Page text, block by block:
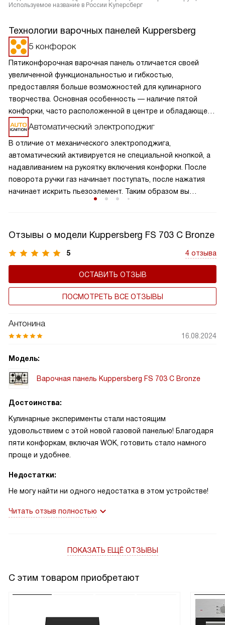
Используемое название в России Куперсберг
Технологии варочных панелей Kuppersberg
5 конфорок
Пятиконфорочная варочная панель отличается своей
увеличенной функциональностью и гибкостью,
предоставляя больше возможностей для кулинарного
творчества. Основная особенность — наличие пятой
конфорки, часто расположенной в центре и обладающей
большей мощностью или специальной формой для
больших кастрюль и сковород. Это позволяет
одновременно готовить разнообразные блюда,
оптимизируя процесс приготовления. Такая панель
идеально подходит для больших семей или любителей
часто готовить, обеспечивая удобство и эффективность
на кухне.
Автоматический электроподжиг
В отличие от механического электроподжига,
автоматический активируется не специальной кнопкой, а
надавливанием на рукоятку включения конфорки. После
поворота ручки газ начинает поступать, после нажатия
начинает искрить пьезоэлемент. Таким образом вы
Отзывы о модели Kuppersberg FS 703 C Bronze
5 4 отзыва
ОСТАВИТЬ ОТЗЫВ
ПОСМОТРЕТЬ ВСЕ ОТЗЫВЫ
Антонина
16.08.2024
Модель:
Варочная панель Kuppersberg FS 703 C Bronze
Достоинства:
Кулинарные эксперименты стали настоящим
удовольствием с этой новой газовой панелью! Благодаря
пяти конфоркам, включая WOK, готовить стало намного
проще и удобнее.
Недостатки:
Не могу найти ни одного недостатка в этом устройстве!
Читать отзыв полностью
ПОКАЗАТЬ ЕЩЁ ОТЗЫВЫ
С этим товаром приобретают